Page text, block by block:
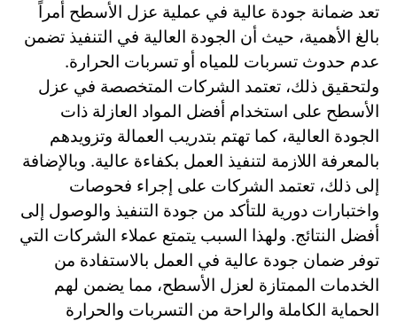
تعد ضمانة جودة عالية في عملية عزل الأسطح أمراً
بالغ الأهمية، حيث أن الجودة العالية في التنفيذ تضمن
عدم حدوث تسربات للمياه أو تسربات الحرارة.
ولتحقيق ذلك، تعتمد الشركات المتخصصة في عزل
الأسطح على استخدام أفضل المواد العازلة ذات
الجودة العالية، كما تهتم بتدريب العمالة وتزويدهم
بالمعرفة اللازمة لتنفيذ العمل بكفاءة عالية. وبالإضافة
إلى ذلك، تعتمد الشركات على إجراء فحوصات
واختبارات دورية للتأكد من جودة التنفيذ والوصول إلى
أفضل النتائج. ولهذا السبب يتمتع عملاء الشركات التي
توفر ضمان جودة عالية في العمل بالاستفادة من
الخدمات الممتازة لعزل الأسطح، مما يضمن لهم
الحماية الكاملة والراحة من التسربات والحرارة